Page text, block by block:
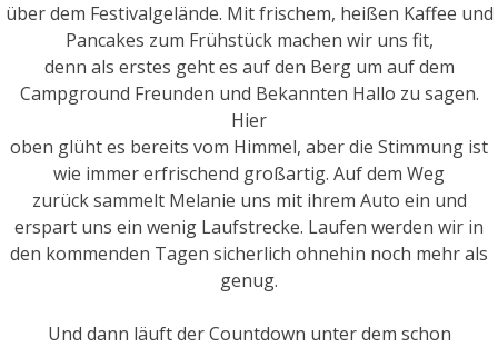
über dem Festivalgelände. Mit frischem, heißen Kaffee und
Pancakes zum Frühstück machen wir uns fit,
denn als erstes geht es auf den Berg um auf dem
Campground Freunden und Bekannten Hallo zu sagen.
Hier
oben glüht es bereits vom Himmel, aber die Stimmung ist
wie immer erfrischend großartig. Auf dem Weg
zurück sammelt Melanie uns mit ihrem Auto ein und
erspart uns ein wenig Laufstrecke. Laufen werden wir in
den kommenden Tagen sicherlich ohnehin noch mehr als
genug.
Und dann läuft der Countdown unter dem schon